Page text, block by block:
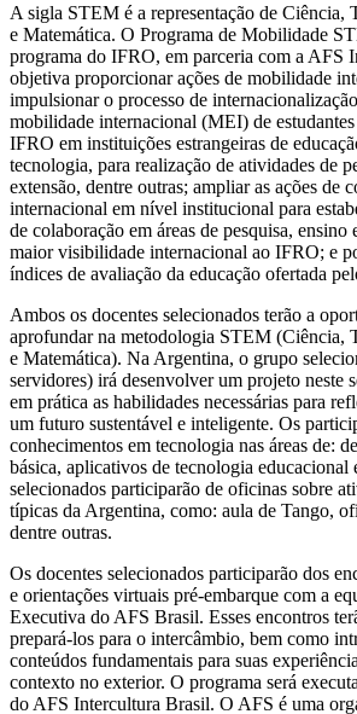
A sigla STEM é a representação de Ciência,
e Matemática. O Programa de Mobilidade
programa do IFRO, em parceria com a AFS
objetiva proporcionar ações de mobilidade
impulsionar o processo de
mobilidade internacional (MEI) de
IFRO em instituições estrangeiras de
tecnologia, para realização de atividades de
extensão, dentre outras; ampliar as ações de
internacional em nível institucional para
de colaboração em áreas de pesquisa, ensino
maior visibilidade internacional ao IFRO; e
índices de avaliação da educação ofertada
Ambos os docentes selecionados terão a
aprofundar na metodologia STEM (Ciência,
e Matemática). Na Argentina, o grupo
servidores) irá desenvolver um projeto neste
em prática as habilidades necessárias para
um futuro sustentável e inteligente. Os
conhecimentos em tecnologia nas áreas de:
básica, aplicativos de tecnologia educacional
selecionados participarão de oficinas sobre
típicas da Argentina, como: aula de Tango,
dentre outras.
Os docentes selecionados participarão dos
e orientações virtuais pré-embarque com a
Executiva do AFS Brasil. Esses encontros
prepará-los para o intercâmbio, bem como
conteúdos fundamentais para suas
contexto no exterior. O programa será
do AFS Intercultura Brasil. O AFS é uma